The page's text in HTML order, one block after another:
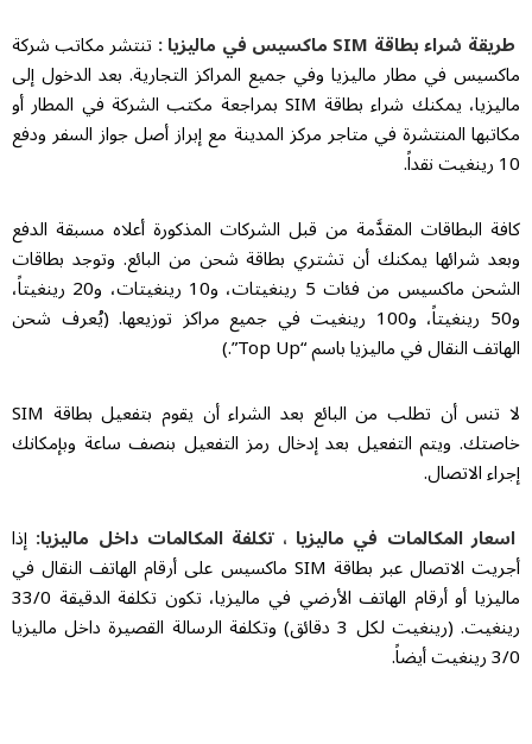
طريقة شراء بطاقة SIM ماكسيس في ماليزيا :
تنتشر مكاتب شركة
ماكسيس في مطار ماليزيا وفي جميع المراكز التجارية. بعد الدخول إلى
ماليزيا، يمكنك شراء بطاقة SIM بمراجعة مكتب الشركة في المطار أو
مكاتبها المنتشرة في متاجر مركز المدينة مع إبراز أصل جواز السفر ودفع
10 رينغيت نقداً.
كافة البطاقات المقدَّمة من قبل الشركات المذكورة أعلاه مسبقة الدفع
وبعد شرائها يمكنك أن تشتري بطاقة شحن من البائع. وتوجد بطاقات
الشحن ماكسيس من فئات 5 رينغيتات، و10 رينغيتات، و20 رينغيتاً،
و50 رينغيتاً، و100 رينغيت في جميع مراكز توزيعها. (يُعرف شحن
الهاتف النقال في ماليزيا باسم “Top Up”.)
لا تنس أن تطلب من البائع بعد الشراء أن يقوم بتفعيل بطاقة SIM
خاصتك. ويتم التفعيل بعد إدخال رمز التفعيل بنصف ساعة وبإمكانك
إجراء الاتصال.
اسعار المكالمات في ماليزيا ، تكلفة المكالمات داخل ماليزيا: إذا
أجريت الاتصال عبر بطاقة SIM ماكسيس على أرقام الهاتف النقال في
ماليزيا أو أرقام الهاتف الأرضي في ماليزيا، تكون تكلفة الدقيقة 33/0
رينغيت. (رينغيت لكل 3 دقائق) وتكلفة الرسالة القصيرة داخل ماليزيا
3/0 رينغيت أيضاً.